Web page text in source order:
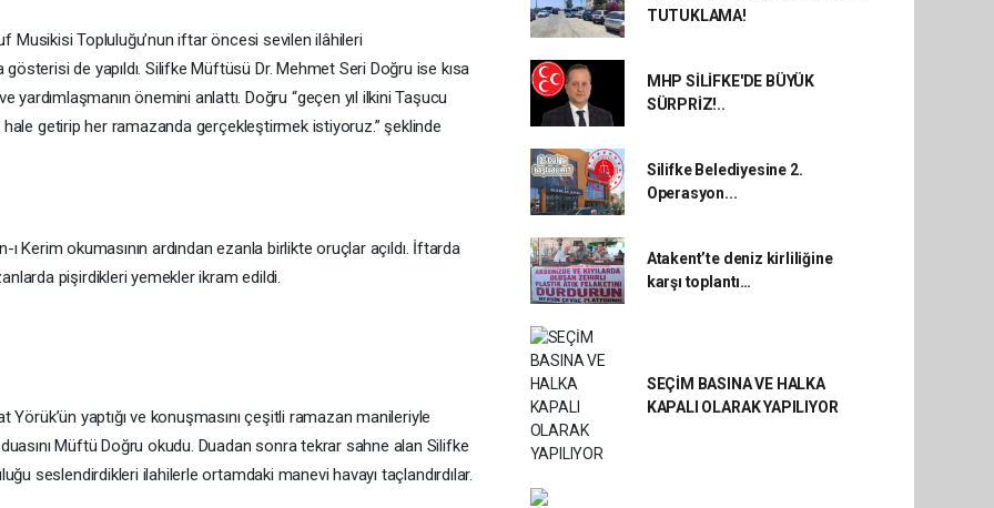
Topluluğu’nun iftar öncesi sevilen ilâhileri
de yapıldı. Silifke Müftüsü Dr. Mehmet Seri Doğru ise kısa
yardımlaşmanın önemini anlattı. Doğru “geçen yıl ilkini Taşucu
hale getirip her ramazanda gerçekleştirmek istiyoruz.” şeklinde
okumasının ardından ezanla birlikte oruçlar açıldı. İftarda
pişirdikleri yemekler ikram edildi.
yaptığı ve konuşmasını çeşitli ramazan manileriyle
Müftü Doğru okudu. Duadan sonra tekrar sahne alan Silifke
seslendirdikleri ilahilerle ortamdaki manevi havayı taçlandırdılar.
TUTUKLAMA!
MHP SİLİFKE'DE BÜYÜK
SÜRPRİZ!..
Silifke Belediyesine 2.
Operasyon...
Atakent’te deniz kirliliğine
karşı toplantı…
SEÇİM BASINA VE HALKA
KAPALI OLARAK YAPILIYOR